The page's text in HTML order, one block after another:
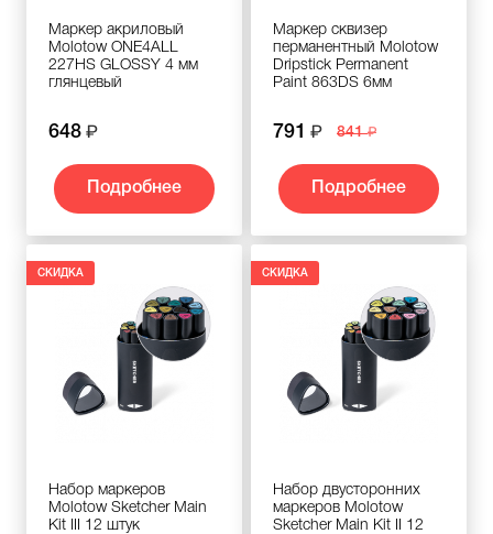
Маркер акриловый
Molotow ONE4ALL
227HS GLOSSY 4 мм
глянцевый
648
Подробнее
Маркер сквизер
перманентный Molotow
Dripstick Permanent
Paint 863DS 6мм
791 841
Подробнее
СКИДКА
Набор маркеров
Molotow Sketcher Main
Kit III 12 штук
СКИДКА
Набор двусторонних
маркеров Molotow
Sketcher Main Kit II 12